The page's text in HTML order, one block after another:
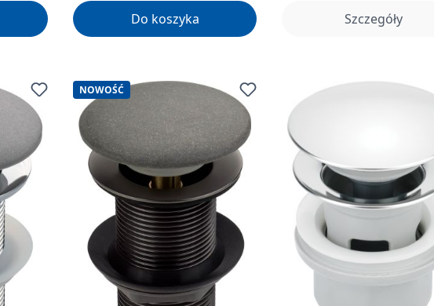
Do koszyka Szczegóły
NOWOŚĆ